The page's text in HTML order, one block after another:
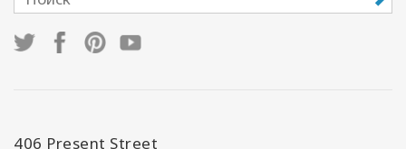
406 Present Street